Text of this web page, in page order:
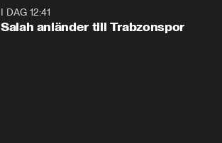
I DAG 12:41
Salah anländer till Trabzonspor